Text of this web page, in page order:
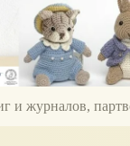
и журналов,